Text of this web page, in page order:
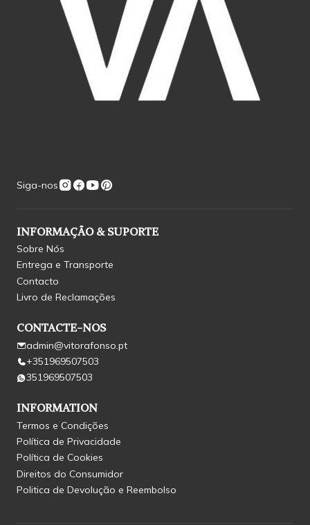
Siga-nos
INFORMAÇÃO & SUPORTE
Sobre Nós
Entrega e Transporte
Contacto
Livro de Reclamações
CONTACTE-NOS
admin@vitorafonso.pt
+351969507503
351969507503
INFORMATION
Termos e Condições
Política de Privacidade
Política de Cookies
Direitos do Consumidor
Politica de Devolução e Reembolso